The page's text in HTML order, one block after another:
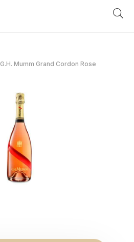
G.H. Mumm Grand Cordon Rose